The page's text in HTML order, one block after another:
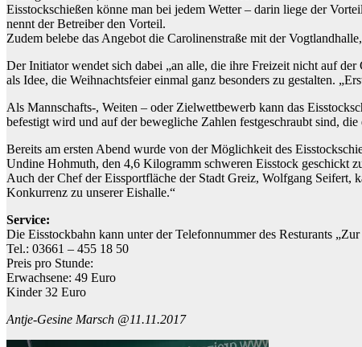
Eisstockschießen könne man bei jedem Wetter – darin liege der
nennt der Betreiber den Vorteil.
Zudem belebe das Angebot die Carolinenstraße mit der
Der Initiator wendet sich dabei „an alle, die ihre Freizeit nicht auf
als Idee, die Weihnachtsfeier einmal ganz besonders zu gestalten.
Als Mannschafts-, Weiten – oder Zielwettbewerb kann das
befestigt wird und auf der bewegliche Zahlen festgeschraubt sind,
Bereits am ersten Abend wurde von der Möglichkeit des
Undine Hohmuth, den 4,6 Kilogramm schweren Eisstock geschickt
Auch der Chef der Eissportfläche der Stadt Greiz, Wolfgang Seifert,
Konkurrenz zu unserer Eishalle.“
Service:
Die Eisstockbahn kann unter der Telefonnummer des Resturants
Tel.: 03661 – 455 18 50
Preis pro Stunde:
Erwachsene: 49 Euro
Kinder 32 Euro
Antje-Gesine Marsch @11.11.2017